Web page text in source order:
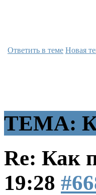
Ответить в теме Новая
ТЕМА:
Re: Как
19:28